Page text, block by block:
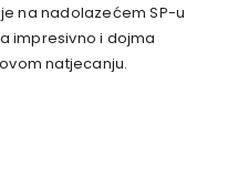
na nadolazećem SP-u
impresivno i dojma
natjecanju.